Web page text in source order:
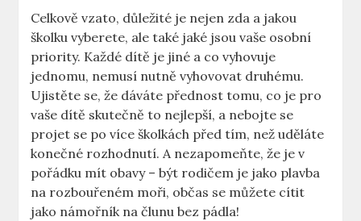
Celkově vzato, důležité je nejen zda a jakou
školku vyberete, ale také jaké jsou vaše osobní
priority. Každé dítě je jiné a co vyhovuje
jednomu, nemusí nutně vyhovovat druhému.
Ujistěte se, že dáváte přednost tomu, co je pro
vaše dítě skutečně to nejlepší, a nebojte se
projet se po více školkách před tím, než uděláte
konečné rozhodnutí. A nezapomeňte, že je v
pořádku mít obavy – být rodičem je jako plavba
na rozbouřeném moři, občas se můžete cítit
jako námořník na člunu bez pádla!